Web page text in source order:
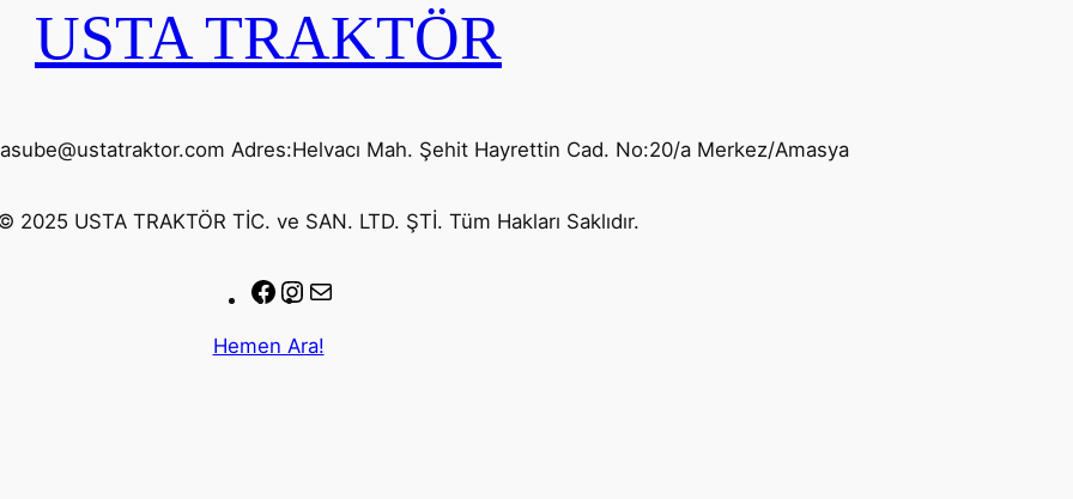
USTA TRAKTÖR
Adres:Helvacı Mah. Şehit Hayrettin Cad. No:20/a Merkez/Amasya
USTA TRAKTÖR TİC. ve SAN. LTD. ŞTİ. Tüm Hakları Saklıdır.
Facebook
Instagram
Hemen Ara!